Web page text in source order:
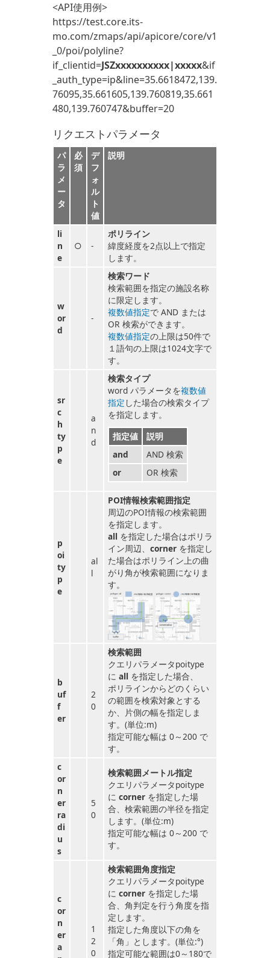
<API使用例>
https://test.core.its-
mo.com/zmaps/api/apicore/core/v1
_0/poi/polyline?
if_clientid=JSZxxxxxxxxxx|xxxxx&if
_auth_type=ip&line=35.6618472,139.
76095,35.661605,139.760819,35.661
480,139.760747&buffer=20
リクエストパラメータ
パ
ラ
メ
ー
タ
必
須
デ
フ
ォ
ル
ト
値
説明
li
n
e
○ -
ポリライン
緯度経度を2点以上で指定
します。
w
or
d
-
検索ワード
検索範囲を指定の施設名称
に限定します。
複数値指定で AND または
OR 検索ができます。
複数値指定の上限は50件で
１語句の上限は1024文字で
す。
sr
c
h
ty
p
e
a
n
d
検索タイプ
word パラメータを複数値
指定 した場合の検索タイプ
を指定します。
指定値
説明
and
AND 検索
or
OR 検索
p
oi
ty
p
e
al
l
POI情報検索範囲指定
周辺のPOI情報の検索範囲
を指定します。
all を指定した場合はポリラ
イン周辺、 cornerを指定し
た場合はポリライン上の曲
がり角が検索範囲になりま
す。
b
uf
f
er
2
0
検索範囲
クエリパラメータpoitype
に all を指定した場合、
ポリラインからどのくらい
の範囲を検索対象とする
か、片側の幅を指定しま
す。(単位:m)
指定可能な幅は 0～200 で
す。
c
or
n
er
ra
di
u
s
5
0
検索範囲メートル指定
クエリパラメータpoitype
に cornerを指定した場
合、検索範囲の半径を指定
します。(単位:m)
指定可能な幅は 0～200 で
す。
c
or
n
er
a
1
2
0
検索範囲角度指定
クエリパラメータpoitype
に corner を指定した場
合、角判定を行う角度を指
定します。
指定した角度以下の角を
「角」とします。(単位:°)
指定可能な範囲は0～180で